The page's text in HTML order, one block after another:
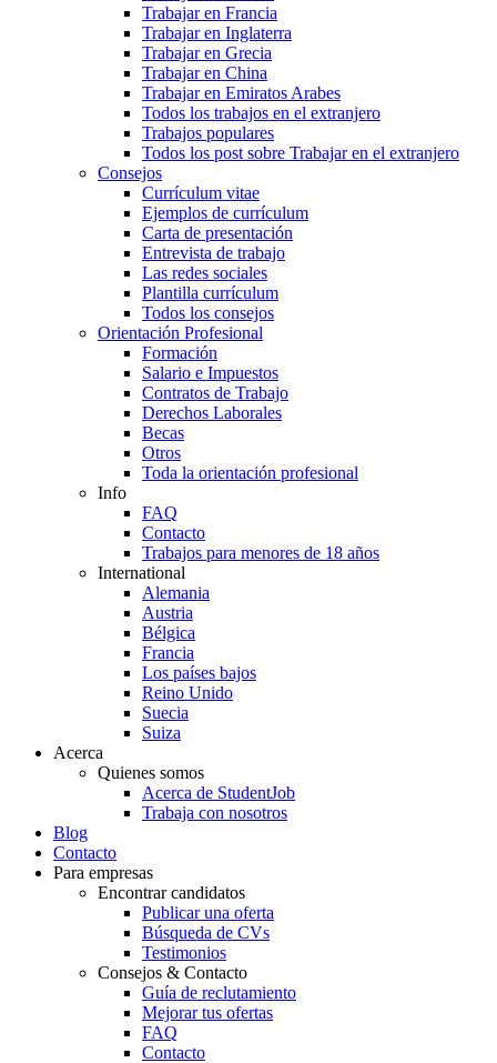
Trabajar en Francia
Trabajar en Inglaterra
Trabajar en Grecia
Trabajar en China
Trabajar en Emiratos Arabes
Todos los trabajos en el extranjero
Trabajos populares
Todos los post sobre Trabajar en el extranjero
Consejos
Currículum vitae
Ejemplos de currículum
Carta de presentación
Entrevista de trabajo
Las redes sociales
Plantilla currículum
Todos los consejos
Orientación Profesional
Formación
Salario e Impuestos
Contratos de Trabajo
Derechos Laborales
Becas
Otros
Toda la orientación profesional
Info
FAQ
Contacto
Trabajos para menores de 18 años
International
Alemania
Austria
Bélgica
Francia
Los países bajos
Reino Unido
Suecia
Suiza
Acerca
Quienes somos
Acerca de StudentJob
Trabaja con nosotros
Blog
Contacto
Para empresas
Encontrar candidatos
Publicar una oferta
Búsqueda de CVs
Testimonios
Consejos & Contacto
Guía de reclutamiento
Mejorar tus ofertas
FAQ
Contacto